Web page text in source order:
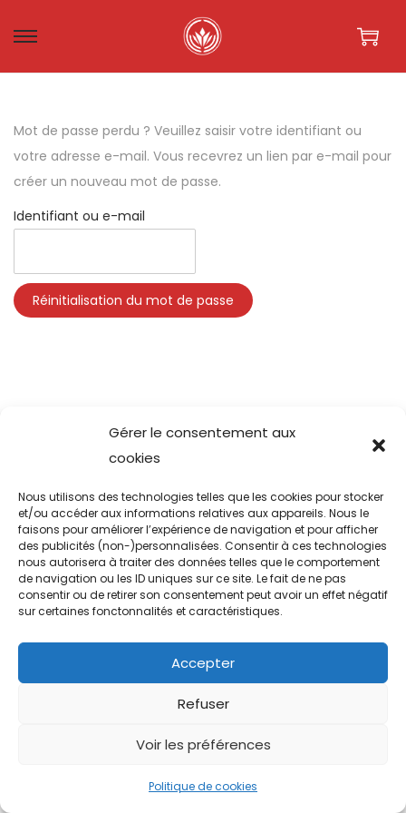
Gérer le consentement aux
cookies
Nous utilisons des technologies telles que les cookies pour stocker
et/ou accéder aux informations relatives aux appareils. Nous le
faisons pour améliorer l’expérience de navigation et pour afficher
des publicités (non-)personnalisées. Consentir à ces technologies
nous autorisera à traiter des données telles que le comportement
de navigation ou les ID uniques sur ce site. Le fait de ne pas
consentir ou de retirer son consentement peut avoir un effet négatif
sur certaines fonctonnalités et caractéristiques.
Accepter
Refuser
Voir les préférences
Politique de cookies
Mot de passe perdu ? Veuillez saisir votre identifiant ou
votre adresse e-mail. Vous recevrez un lien par e-mail pour
créer un nouveau mot de passe.
Identifiant ou e-mail
Réinitialisation du mot de passe
Copyright © 2026rose-valentin.com | Adrien Biechel